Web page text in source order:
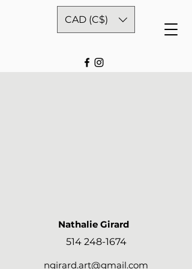
CAD (C$)
Nathalie Girard
514 248-1674
ngirard.art@gmail.com